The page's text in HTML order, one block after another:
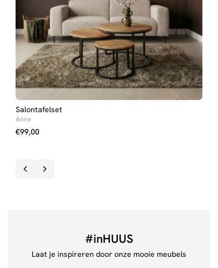
Salontafelset
Anne
€99,00
#inHUUS
Laat je inspireren door onze mooie meubels